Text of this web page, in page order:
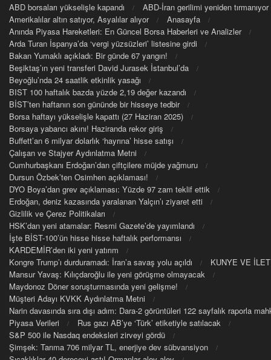
ABD borsaları yükselişle kapandı
ABD-İran gerilimi yeniden tırmanıyor
Amerikalılar altın satıyor, Asyalılar alıyor
Anasayfa
Anında Piyasa Hareketleri: En Güncel Borsa Haberleri ve Analizler
Arda Turan İspanya’da ‘vergi yüzsüzleri’ listesine girdi
Bakan Yumaklı açıkladı: Bir günde 67 yangın!
Beşiktaş’ın yeni transferi David Jurasek İstanbul’da
Beyoğlu’nda 24 saatlik etkinlik yasağı
BIST 100 haftalık bazda yüzde 2,19 değer kazandı
BİST’ten haftanın son gününde bir hisseye tedbir
Borsa haftayı yükselişle kapattı (27 Haziran 2025)
Borsaya yabancı akını! Haziranda rekor giriş
Buffett’an 6 milyar dolarlık ‘hayrına’ hisse satışı
Çalışan ve Stajyer Aydınlatma Metni
Cumhurbaşkanı Erdoğan’dan çiftçilere müjde yağmuru
Dursun Özbek’ten Osimhen açıklaması!
DYO Boya’dan grev açıklaması: Yüzde 97 zam teklif ettik
Erdoğan, deniz kazasında yaralanan Yalçın’ı ziyaret etti
Gizlilik ve Çerez Politikaları
HSK’dan yeni atamalar: Resmi Gazete’de yayımlandı
İşte BİST-100’ün hisse hisse haftalık performansı
KARDEMİR’den iki yeni yatırım
Kongre Trump’ı durduramadı: İran’a savaş yolu açıldı
KUNYE VE
Mansur Yavaş: Kılıçdaroğlu ile yeni görüşme olmayacak
Maydonoz Döner soruşturmasında yeni gelişme!
Müşteri Adayı KVKK Aydınlatma Metni
Narin davasında sıra dışı adım: Dara-2 görüntüleri 122 sayfalık raporla
Piyasa Verileri
Rus gazı AB’ye ‘Türk’ etiketiyle satılacak
S&P 500 ile Nasdaq endeksleri zirveyi gördü
Şimşek: Tarıma 706 milyar TL, enerjiye dev sübvansiyon